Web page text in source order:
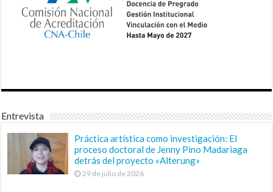
Entrevista
Práctica artística como investigación: El
proceso doctoral de Jenny Pino Madariaga
detrás del proyecto «Alterung»
29 de julio de 2026